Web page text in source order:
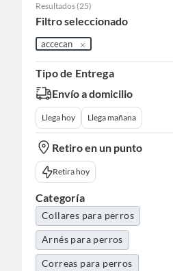
Resultados (25)
Filtro seleccionado
accecan
Tipo de Entrega
Envío a domicilio
Llega hoy Llega mañana
Retiro en un punto
Retira hoy
Categoría
Collares para perros
Arnés para perros
Correas para perros